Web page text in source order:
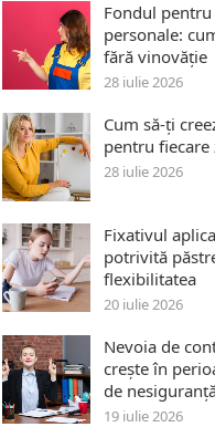
Fondul
personale:
fără vinovăție
28 iulie 2026
Cum să-ți
pentru fiecare
28 iulie 2026
Fixativul
potrivită
flexibilitatea
20 iulie 2026
Nevoia de
crește în
de
19 iulie 2026